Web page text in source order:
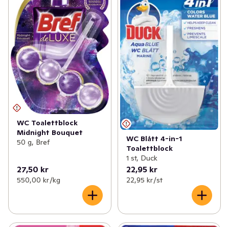
WC Toalettblock
Midnight Bouquet
50 g, Bref
27,50 kr
550,00 kr /kg
WC Blått 4-in-1
Toalettblock
1 st, Duck
22,95 kr
22,95 kr /st